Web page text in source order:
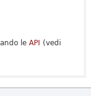
le API (vedi